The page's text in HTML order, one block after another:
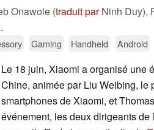
Onawole (traduit parNinh Duy),
Gaming Handheld Android
Le 18 juin, Xiaomi a organisé une
Chine, animée par Liu Weibing, le
smartphones de Xiaomi, et
événement, les deux dirigeants